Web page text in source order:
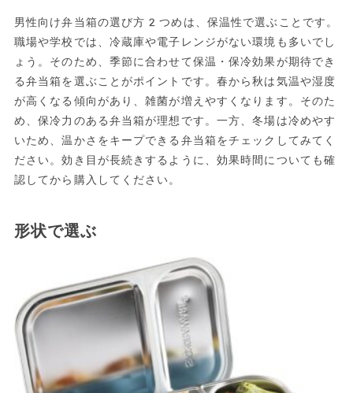
男性向け弁当箱の選び方2つめは、保温性で選ぶことです。
職場や学校では、冷蔵庫や電子レンジがない環境も多いでし
ょう。そのため、季節に合わせて保温・保冷効果が期待でき
る弁当箱を選ぶことがポイントです。春から秋は気温や湿度
が高くなる傾向があり、雑菌が増えやすくなります。そのた
め、保冷力のある弁当箱が理想です。一方、冬場は冷めやす
いため、温かさをキープできる弁当箱をチェックしてみてく
ださい。効き目が長続きするように、効果時間についても確
認してから購入してください。
形状で選ぶ